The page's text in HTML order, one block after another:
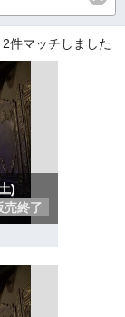
2件マッチしました
)
売終了